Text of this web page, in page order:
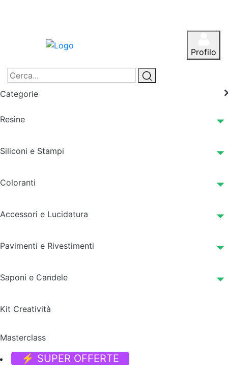
Profilo
Categorie
Resine
Siliconi e Stampi
Coloranti
Accessori e Lucidatura
Pavimenti e Rivestimenti
Saponi e Candele
Kit Creatività
Masterclass
⚡ SUPER OFFERTE